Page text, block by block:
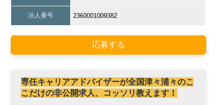
法人番号 2360001009382
応募する
専任キャリアアドバイザーが全国津々浦々のこ
こだけの非公開求人、コッソリ教えます！